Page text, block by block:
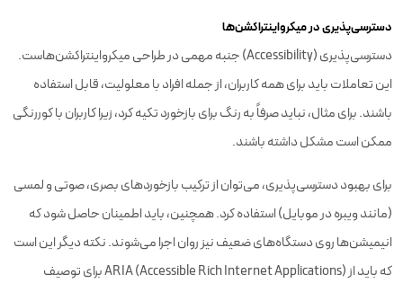
دسترسی‌پذیری در میکرواینتراکشن‌ها
دسترسی‌پذیری (Accessibility) جنبه مهمی در طراحی میکرواینتراکشن‌هاست.
این تعاملات باید برای همه کاربران، از جمله افراد با معلولیت، قابل استفاده
باشند. برای مثال، نباید صرفاً به رنگ برای بازخورد تکیه کرد، زیرا کاربران با کوررنگی
ممکن است مشکل داشته باشند.
برای بهبود دسترسی‌پذیری، می‌توان از ترکیب بازخوردهای بصری، صوتی و لمسی
(مانند ویبره در موبایل) استفاده کرد. همچنین، باید اطمینان حاصل شود که
انیمیشن‌ها روی دستگاه‌های ضعیف نیز روان اجرا می‌شوند. نکته دیگر این است
که باید از ARIA (Accessible Rich Internet Applications) برای توصیف